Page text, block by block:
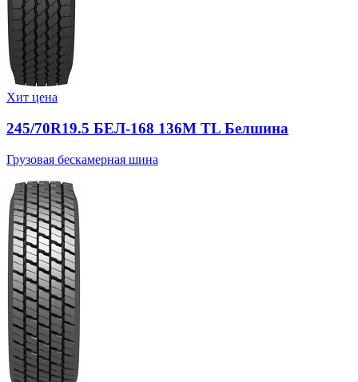
Хит цена
245/70R19.5 БЕЛ-168 136M TL Белшина
Грузовая бескамерная шина